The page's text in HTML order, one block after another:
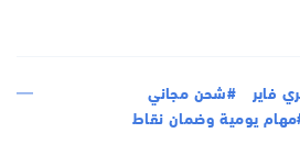
فاير
#شحن مجاني
يومية وضمان نقاط